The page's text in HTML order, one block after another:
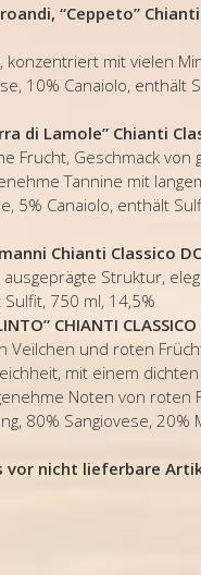
“Ceppeto”
konzentriert mit vielen
10% Canaiolo, enthält
di Lamole” Chianti
Frucht, Geschmack von
Tannine mit
5% Canaiolo, enthält
Chianti Classico
Struktur,
750 ml, 14,5%
CHIANTI
Veilchen und roten
mit einem
Noten von roten
80% Sangiovese, 20%
vor nicht lieferbare